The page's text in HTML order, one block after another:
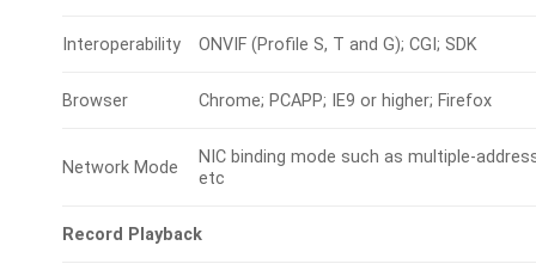
Interoperability ONVIF (Profile S, T and G); CGI; SDK
Browser Chrome; PCAPP; IE9 or higher; Firefox
Network Mode
NIC binding mode such as multiple-
etc
Record Playback